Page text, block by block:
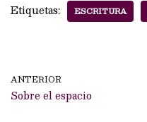
Etiquetas: ESCRITURA
ANTERIOR
Sobre el espacio